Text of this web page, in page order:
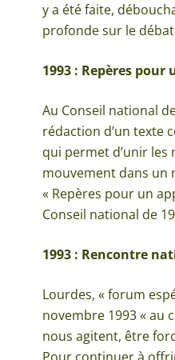
y a été faite,
profonde sur le
1993 : Repères pour
Au Conseil national
rédaction d’un texte
qui permet d’unir les
mouvement dans un
« Repères pour un
Conseil national de
1993 : Rencontre
Lourdes, « forum
novembre 1993 « au
nous agitent, être